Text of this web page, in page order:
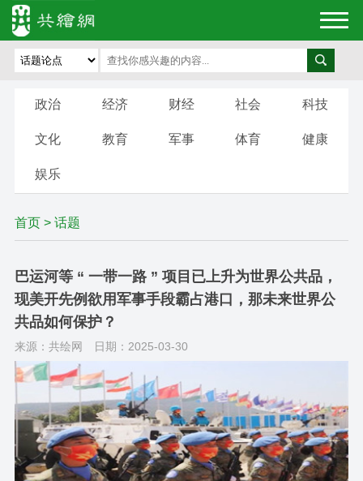
政治 经济 财经 社会 科技
文化 教育 军事 体育 健康
娱乐
首页> 话题
巴运河等 “ 一带一路 ” 项目已上升为世界公共品，
现美开先例欲用军事手段霸占港口，那未来世界公
共品如何保护？
来源：共绘网 日期：2025-03-30